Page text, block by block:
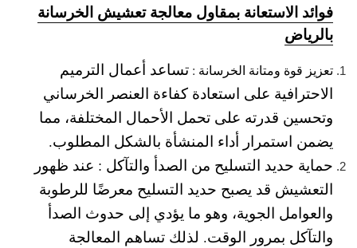
فوائد الاستعانة بمقاول معالجة تعشيش الخرسانة
بالرياض
تعزيز قوة ومتانة الخرسانة : تساعد أعمال الترميم
الاحترافية على استعادة كفاءة العنصر الخرساني
وتحسين قدرته على تحمل الأحمال المختلفة، مما
يضمن استمرار أداء المنشأة بالشكل المطلوب.
حماية حديد التسليح من الصدأ والتآكل : عند ظهور
التعشيش قد يصبح حديد التسليح معرضًا للرطوبة
والعوامل الجوية، وهو ما يؤدي إلى حدوث الصدأ
والتآكل بمرور الوقت. لذلك تساهم المعالجة